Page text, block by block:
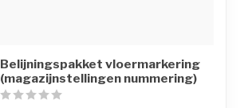
Belijningspakket vloermarkering
(magazijnstellingen nummering)